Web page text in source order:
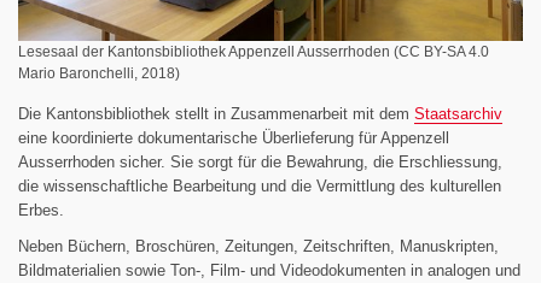
Lesesaal der Kantonsbibliothek Appenzell Ausserrhoden (CC BY-SA 4.0
Mario Baronchelli, 2018)
Die Kantonsbibliothek stellt in Zusammenarbeit mit dem Staatsarchiv
eine koordinierte dokumentarische Überlieferung für Appenzell
Ausserrhoden sicher. Sie sorgt für die Bewahrung, die Erschliessung,
die wissenschaftliche Bearbeitung und die Vermittlung des kulturellen
Erbes.
Neben Büchern, Broschüren, Zeitungen, Zeitschriften, Manuskripten,
Bildmaterialien sowie Ton-, Film- und Videodokumenten in analogen und